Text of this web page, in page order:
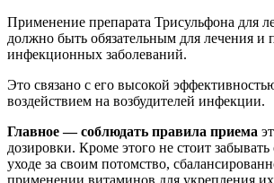
Применение препарата Трисульфона для
должно быть обязательным для лечения и
инфекционных заболеваний.
Это связано с его высокой
воздействием на возбудителей инфекции.
Главное — соблюдать правила приема
дозировки. Кроме этого не стоит
уходе за своим потомство,
применении витаминов для укрепления